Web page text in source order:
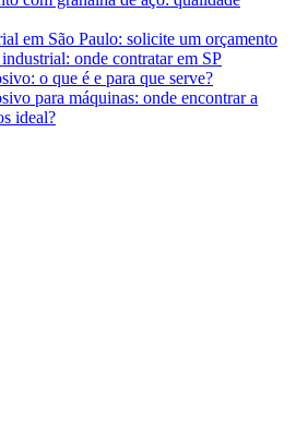
em São Paulo: solicite um orçamento
onde contratar em SP
o que é e para que serve?
para máquinas: onde encontrar a
ideal?